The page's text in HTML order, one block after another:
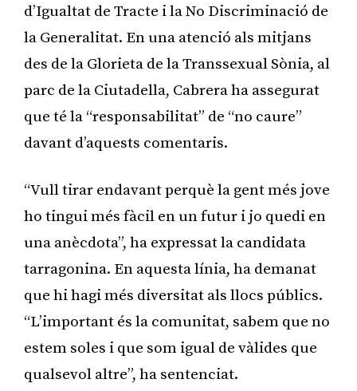
d’Igualtat de Tracte i la No Discriminació de
la Generalitat. En una atenció als mitjans
des de la Glorieta de la Transsexual Sònia, al
parc de la Ciutadella, Cabrera ha assegurat
que té la “responsabilitat” de “no caure”
davant d’aquests comentaris.
“Vull tirar endavant perquè la gent més jove
ho tingui més fàcil en un futur i jo quedi en
una anècdota”, ha expressat la candidata
tarragonina. En aquesta línia, ha demanat
que hi hagi més diversitat als llocs públics.
“L’important és la comunitat, sabem que no
estem soles i que som igual de vàlides que
qualsevol altre”, ha sentenciat.